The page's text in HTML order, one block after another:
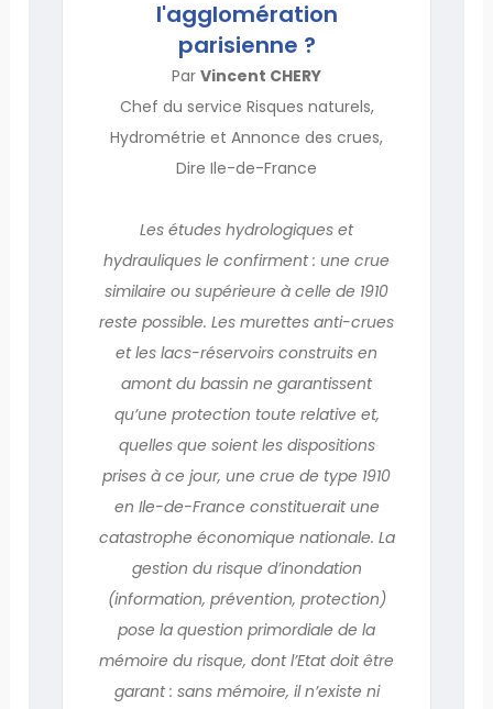
l'agglomération
parisienne ?
Par Vincent CHERY
Chef du service Risques naturels,
Hydrométrie et Annonce des crues,
Dire Ile-de-France
Les études hydrologiques et
hydrauliques le confirment : une crue
similaire ou supérieure à celle de 1910
reste possible. Les murettes anti-crues
et les lacs-réservoirs construits en
amont du bassin ne garantissent
qu’une protection toute relative et,
quelles que soient les dispositions
prises à ce jour, une crue de type 1910
en Ile-de-France constituerait une
catastrophe économique nationale. La
gestion du risque d’inondation
(information, prévention, protection)
pose la question primordiale de la
mémoire du risque, dont l’Etat doit être
garant : sans mémoire, il n’existe ni